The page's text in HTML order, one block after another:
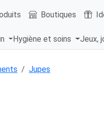
Boutiques
Hygiène et soins Jeux,
Jupes